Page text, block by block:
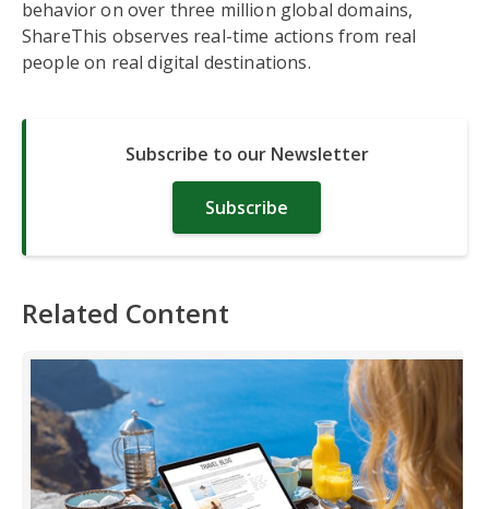
behavior on over three million global domains,
ShareThis observes real-time actions from real
people on real digital destinations.
Subscribe to our Newsletter
Subscribe
Related Content